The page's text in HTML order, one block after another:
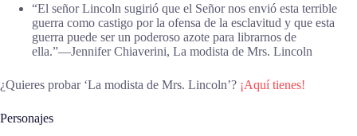
“El señor Lincoln sugirió que el Señor nos envió esta terrible
guerra como castigo por la ofensa de la esclavitud y que esta
guerra puede ser un poderoso azote para librarnos de
ella.”―Jennifer Chiaverini, La modista de Mrs. Lincoln
¿Quieres probar ‘La modista de Mrs. Lincoln’? ¡Aquí tienes!
Personajes